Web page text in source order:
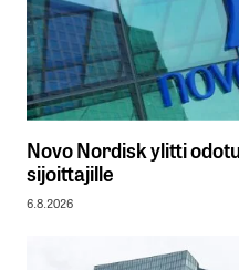
Novo Nordisk ylitti
sijoittajille
6.8.2026